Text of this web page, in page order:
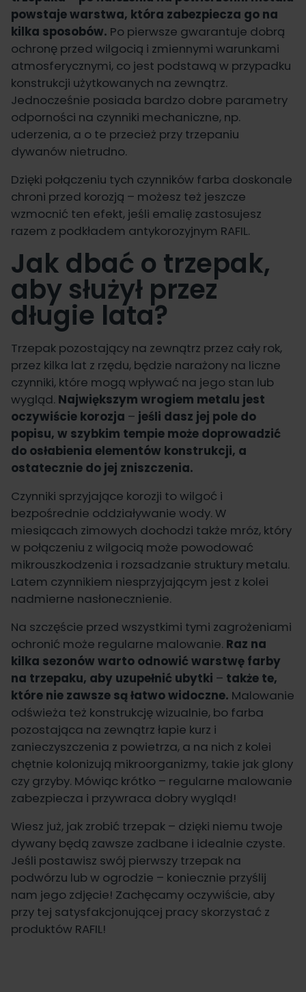
powstaje warstwa, która zabezpiecza go na
kilka sposobów. Po pierwsze gwarantuje dobrą
ochronę przed wilgocią i zmiennymi warunkami
atmosferycznymi, co jest podstawą w przypadku
konstrukcji użytkowanych na zewnątrz.
Jednocześnie posiada bardzo dobre parametry
odporności na czynniki mechaniczne, np.
uderzenia, a o te przecież przy trzepaniu
dywanów nietrudno.
Dzięki połączeniu tych czynników farba doskonale
chroni przed korozją – możesz też jeszcze
wzmocnić ten efekt, jeśli emalię zastosujesz
razem z podkładem antykorozyjnym RAFIL.
Jak dbać o trzepak,
aby służył przez
długie lata?
Trzepak pozostający na zewnątrz przez cały rok,
przez kilka lat z rzędu, będzie narażony na liczne
czynniki, które mogą wpływać na jego stan lub
wygląd. Największym wrogiem metalu jest
oczywiście korozja – jeśli dasz jej pole do
popisu, w szybkim tempie może doprowadzić
do osłabienia elementów konstrukcji, a
ostatecznie do jej zniszczenia.
Czynniki sprzyjające korozji to wilgoć i
bezpośrednie oddziaływanie wody. W
miesiącach zimowych dochodzi także mróz, który
w połączeniu z wilgocią może powodować
mikrouszkodzenia i rozsadzanie struktury metalu.
Latem czynnikiem niesprzyjającym jest z kolei
nadmierne nasłonecznienie.
Na szczęście przed wszystkimi tymi zagrożeniami
ochronić może regularne malowanie. Raz na
kilka sezonów warto odnowić warstwę farby
na trzepaku, aby uzupełnić ubytki – także te,
które nie zawsze są łatwo widoczne. Malowanie
odświeża też konstrukcję wizualnie, bo farba
pozostająca na zewnątrz łapie kurz i
zanieczyszczenia z powietrza, a na nich z kolei
chętnie kolonizują mikroorganizmy, takie jak glony
czy grzyby. Mówiąc krótko – regularne malowanie
zabezpiecza i przywraca dobry wygląd!
Wiesz już, jak zrobić trzepak – dzięki niemu twoje
dywany będą zawsze zadbane i idealnie czyste.
Jeśli postawisz swój pierwszy trzepak na
podwórzu lub w ogrodzie – koniecznie przyślij
nam jego zdjęcie! Zachęcamy oczywiście, aby
przy tej satysfakcjonującej pracy skorzystać z
produktów RAFIL!